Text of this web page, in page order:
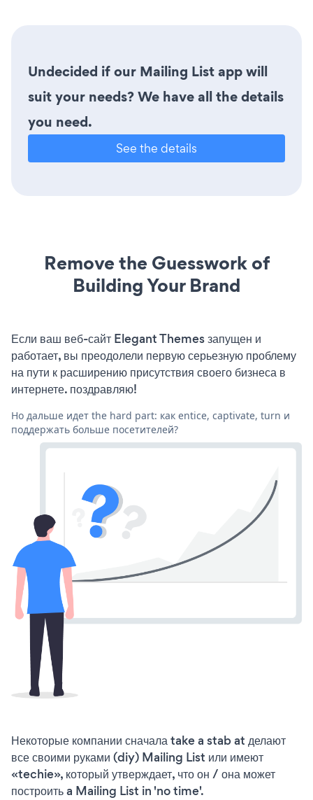
Undecided if our Mailing List app will
suit your needs? We have all the details
you need.
See the details
Remove the Guesswork of
Building Your Brand
Если ваш веб-сайт Elegant Themes запущен и
работает, вы преодолели первую серьезную проблему
на пути к расширению присутствия своего бизнеса в
интернете. поздравляю!
Но дальше идет the hard part: как entice, captivate, turn и
поддержать больше посетителей?
Некоторые компании сначала take a stab at делают
все своими руками (diy) Mailing List или имеют
«techie», который утверждает, что он / она может
построить a Mailing List in 'no time'.